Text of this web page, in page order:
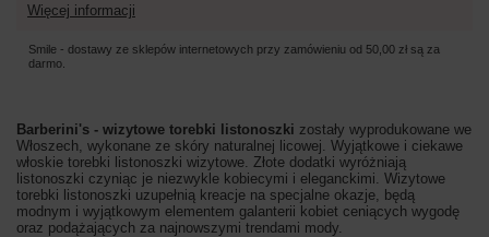
Więcej informacji
Smile - dostawy ze sklepów internetowych przy zamówieniu od 50,00 zł są za
darmo.
Barberini's - wizytowe torebki listonoszki zostały wyprodukowane we
Włoszech, wykonane ze skóry naturalnej licowej. Wyjątkowe i ciekawe
włoskie torebki listonoszki wizytowe. Złote dodatki wyróżniają
listonoszki czyniąc je niezwykle kobiecymi i eleganckimi. Wizytowe
torebki listonoszki uzupełnią kreacje na specjalne okazje, będą
modnym i wyjątkowym elementem galanterii kobiet ceniących wygodę
oraz podążających za najnowszymi trendami mody.